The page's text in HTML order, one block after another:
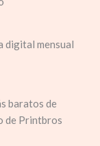
digital mensual
baratos de
de Printbros